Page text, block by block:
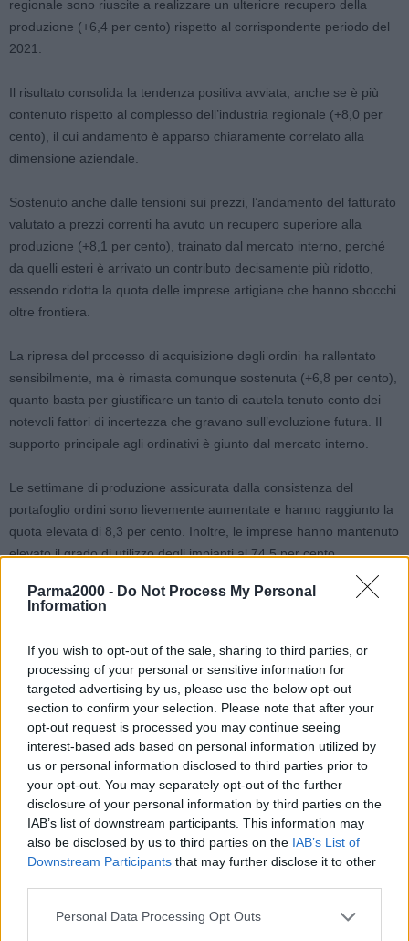
Parma2000 - Do Not Process My Personal
Information
If you wish to opt-out of the sale, sharing to third parties, or
processing of your personal or sensitive information for
targeted advertising by us, please use the below opt-out
section to confirm your selection. Please note that after your
opt-out request is processed you may continue seeing
interest-based ads based on personal information utilized by
us or personal information disclosed to third parties prior to
your opt-out. You may separately opt-out of the further
disclosure of your personal information by third parties on the
IAB’s list of downstream participants. This information may
also be disclosed by us to third parties on the IAB’s List of
Downstream Participants that may further disclose it to other
Personal Data Processing Opt Outs
regionale sono riuscite a realizzare un ulteriore recupero della
produzione (+6,4 per cento) rispetto al corrispondente periodo del
2021.
Il risultato consolida la tendenza positiva avviata, anche se è più
contenuto rispetto al complesso dell’industria regionale (+8,0 per
cento), il cui andamento è apparso chiaramente correlato alla
dimensione aziendale.
Sostenuto anche dalle tensioni sui prezzi, l’andamento del fatturato
valutato a prezzi correnti ha avuto un recupero superiore alla
produzione (+8,1 per cento), trainato dal mercato interno, perché
da quelli esteri è arrivato un contributo decisamente più ridotto,
essendo ridotta la quota delle imprese artigiane che hanno sbocchi
oltre frontiera.
La ripresa del processo di acquisizione degli ordini ha rallentato
sensibilmente, ma è rimasta comunque sostenuta (+6,8 per cento),
quanto basta per giustificare un tanto di cautela tenuto conto dei
notevoli fattori di incertezza che gravano sull’evoluzione futura. Il
supporto principale agli ordinativi è giunto dal mercato interno.
Le settimane di produzione assicurata dalla consistenza del
portafoglio ordini sono lievemente aumentate e hanno raggiunto la
quota elevata di 8,3 per cento. Inoltre, le imprese hanno mantenuto
elevato il grado di utilizzo degli impianti al 74,5 per cento.
Il registro delle imprese
in corso poi hanno contenuto l’emorragia delle imprese artigiane
dell’industria in senso stretto. A fine marzo 2022 le imprese attive
erano 26.457 in flessione dell’1,1 per cento rispetto allo stesso
mese dello scorso anno, con un calo pari a 291 imprese.
La tendenza alla diminuzione è in tutti i settori. E’ stata determinata
in particolare da industria ceramica, del vetro e dei materiali per
l’edilizia (-2,5 per cento), poi meccanica, elettricità ed elettronica e
dei mezzi di trasporto” (-58 unità, -1,1 per cento), moda (-57
imprese, -1,3 per cento), industria alimentare (-53 imprese, -1,7
Riguardo alla forma giuridica, sono aumentate solo le società di